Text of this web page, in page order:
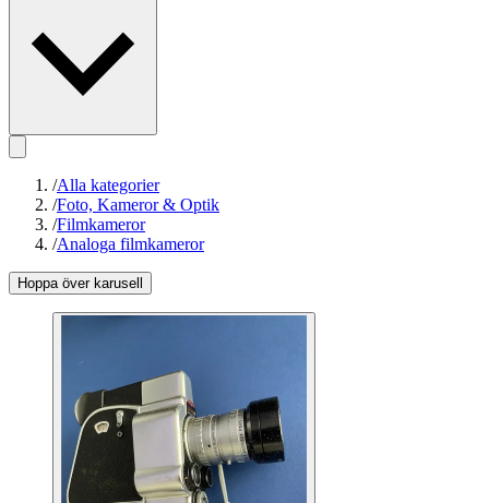
/Alla kategorier
/Foto, Kameror & Optik
/Filmkameror
/Analoga filmkameror
Hoppa över karusell